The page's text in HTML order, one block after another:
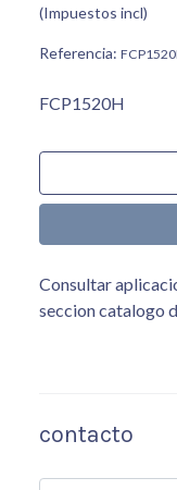
(Impuestos incl)
Referencia:
FCP1520H
Consultar
seccion catalogo
contacto